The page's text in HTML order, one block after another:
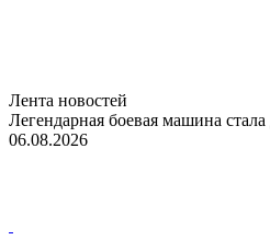
Лента новостей
Легендарная боевая машина
06.08.2026